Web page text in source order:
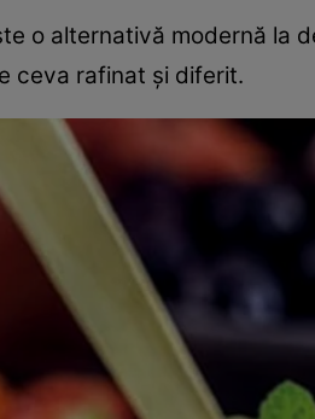
o alternativă modernă la
ceva rafinat și diferit.